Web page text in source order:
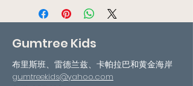
Gumtree Kids
布里斯班、雷德兰兹、卡帕拉巴和黄金海岸
gumtreekids@yahoo.com